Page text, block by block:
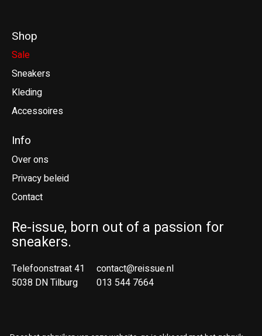
Shop
Sale
Sneakers
Kleding
Accessoires
Info
Over ons
Privacy beleid
Contact
Re-issue, born out of a passion for
sneakers.
Telefoonstraat 41
5038 DN Tilburg
contact@reissue.nl
013 544 7664